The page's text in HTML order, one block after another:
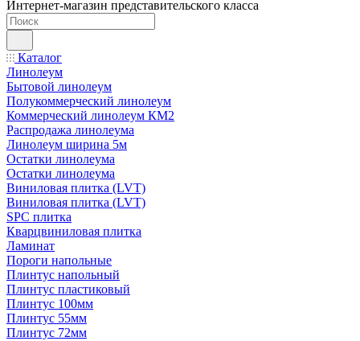
Интернет-магазин представительского класса
Каталог
Линолеум
Бытовой линолеум
Полукоммерческий линолеум
Коммерческий линолеум КМ2
Распродажа линолеума
Линолеум ширина 5м
Остатки линолеума
Остатки линолеума
Виниловая плитка (LVT)
Виниловая плитка (LVT)
SPC плитка
Кварцвиниловая плитка
Ламинат
Пороги напольные
Плинтус напольный
Плинтус пластиковый
Плинтус 100мм
Плинтус 55мм
Плинтус 72мм